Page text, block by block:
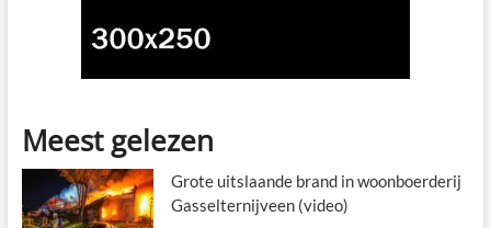
Meest gelezen
Grote uitslaande brand in woonboerderij
Gasselternijveen (video)